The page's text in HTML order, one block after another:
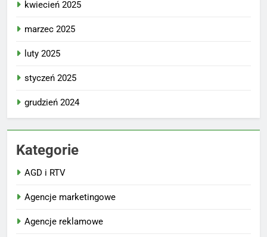
kwiecień 2025
marzec 2025
luty 2025
styczeń 2025
grudzień 2024
Kategorie
AGD i RTV
Agencje marketingowe
Agencje reklamowe